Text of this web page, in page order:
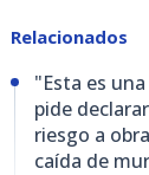
Relacionados
"Esta es
pide
riesgo a
caída de